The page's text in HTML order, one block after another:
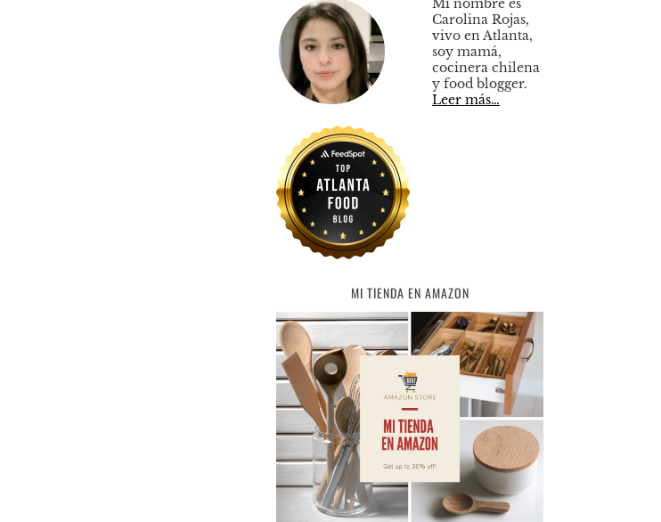
Mi nombre es
Carolina Rojas,
vivo en Atlanta,
soy mamá,
cocinera chilena
y food blogger.
Leer más…
MI TIENDA EN AMAZON